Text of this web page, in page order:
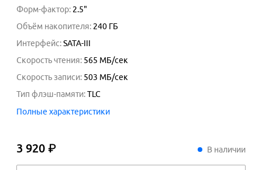
Форм-фактор: 2.5"
Объём накопителя: 240 ГБ
Интерфейс:SATA-III
Скорость чтения: 565 МБ/сек
Скорость записи: 503 МБ/сек
Тип флэш-памяти:TLC
Полные характеристики
3 920 ₽3 920 ₽ В наличии